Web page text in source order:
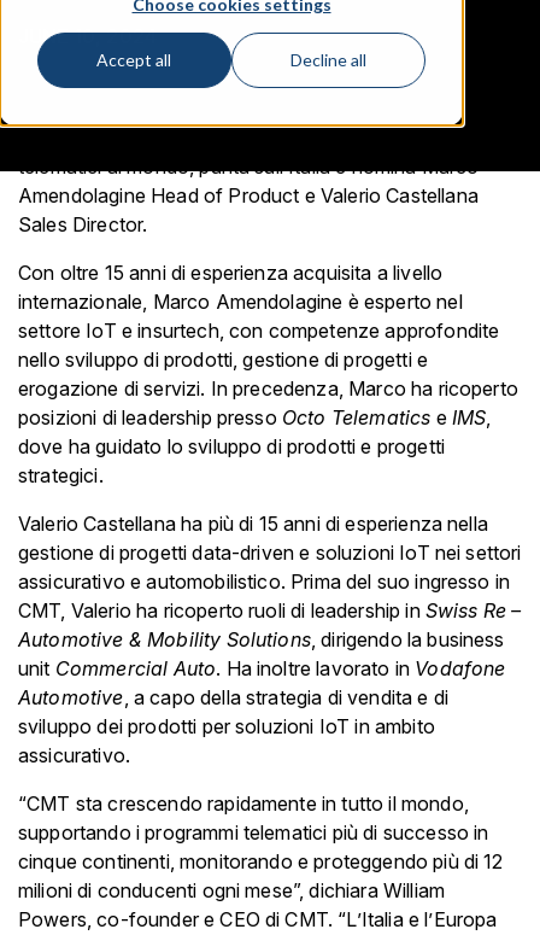
Accept all Decline all
JUNE 10, 2024
telematici al mondo, punta sull’Italia e nomina Marco
Amendolagine Head of Product e Valerio Castellana
Sales Director.
Con oltre 15 anni di esperienza acquisita a livello
internazionale, Marco Amendolagine è esperto nel
settore IoT e insurtech, con competenze approfondite
nello sviluppo di prodotti, gestione di progetti e
erogazione di servizi. In precedenza, Marco ha ricoperto
posizioni di leadership presso Octo Telematics e IMS,
dove ha guidato lo sviluppo di prodotti e progetti
strategici.
Valerio Castellana ha più di 15 anni di esperienza nella
gestione di progetti data-driven e soluzioni IoT nei settori
assicurativo e automobilistico. Prima del suo ingresso in
CMT, Valerio ha ricoperto ruoli di leadership in Swiss Re –
Automotive & Mobility Solutions, dirigendo la business
unit Commercial Auto. Ha inoltre lavorato in Vodafone
Automotive, a capo della strategia di vendita e di
sviluppo dei prodotti per soluzioni IoT in ambito
assicurativo.
“CMT sta crescendo rapidamente in tutto il mondo,
supportando i programmi telematici più di successo in
cinque continenti, monitorando e proteggendo più di 12
milioni di conducenti ogni mese”, dichiara William
Powers, co-founder e CEO di CMT. “L’Italia e l’Europa